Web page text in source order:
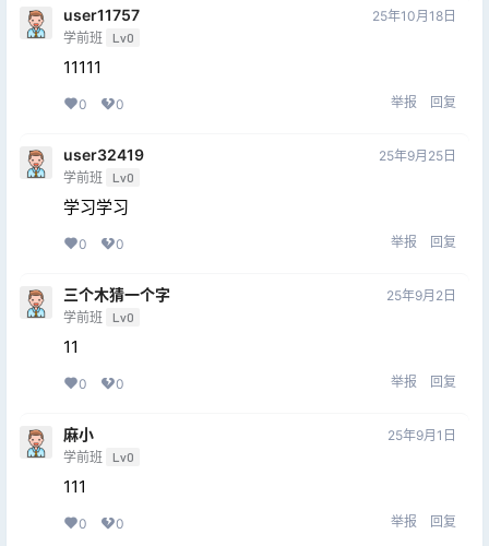
user11757
学前班 Lv0
25年10月18日
11111
0 0 举报 回复
user32419
学前班 Lv0
25年9月25日
学习学习
0 0 举报 回复
三个木猜一个字
学前班 Lv0
25年9月2日
11
0 0 举报 回复
麻小
学前班 Lv0
25年9月1日
111
0 0 举报 回复